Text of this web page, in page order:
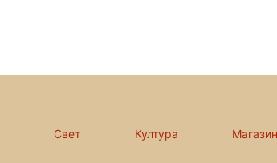
Свет Култура Магазин